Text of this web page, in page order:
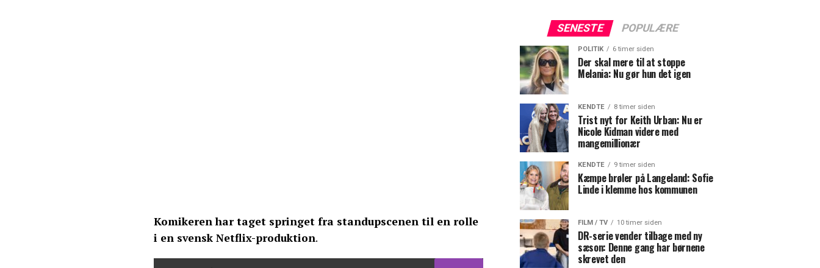
Komikeren har taget springet fra standupscenen til en rolle
i en svensk Netflix-produktion.
SENESTE POPULÆRE
POLITIK 6 timer siden
Der skal mere til at stoppe
Melania: Nu gør hun det igen
KENDTE 8 timer siden
Trist nyt for Keith Urban: Nu er
Nicole Kidman videre med
mangemillionær
KENDTE 9 timer siden
Kæmpe brøler på Langeland: Sofie
Linde i klemme hos kommunen
FILM / TV 10 timer siden
DR-serie vender tilbage med ny
sæson: Denne gang har børnene
skrevet den